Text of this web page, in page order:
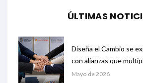
ÚLTIMAS
Diseña el Cambio se
con alianzas que
Mayo de 2026